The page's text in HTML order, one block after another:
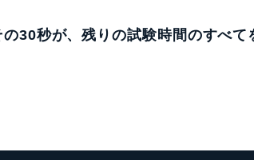
の30秒が、残りの試験時間のすべて